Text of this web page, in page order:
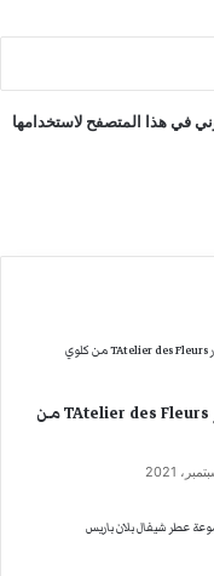
في هذا المتصفح لاستخدامها
عطور TAtelier des Fleurs من